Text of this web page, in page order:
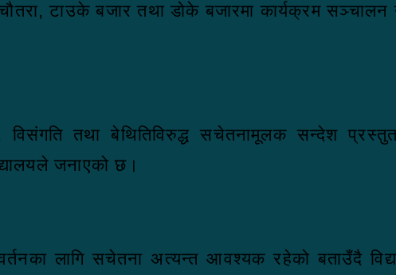
टाउके बजार तथा डोके बजारमा कार्यक्रम सञ्चालन
विसंगति तथा बेथितिविरुद्ध सचेतनामूलक सन्देश
जनाएको छ।
लागि सचेतना अत्यन्त आवश्यक रहेको बताउँदै